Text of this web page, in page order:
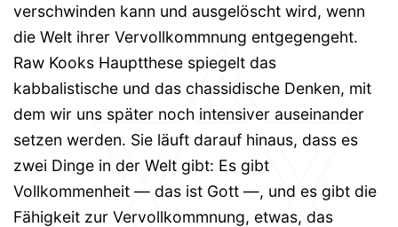
verschwinden kann und ausgelöscht wird, wenn
die Welt ihrer Vervollkommnung entgegengeht.
Raw Kooks Hauptthese spiegelt das
kabbalistische und das chassidische Denken, mit
dem wir uns später noch intensiver auseinander
setzen werden. Sie läuft darauf hinaus, dass es
zwei Dinge in der Welt gibt: Es gibt
Vollkommenheit — das ist Gott —, und es gibt die
Fähigkeit zur Vervollkommnung, etwas, das